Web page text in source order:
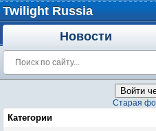
Twilight Russia
Новости
Войти
Старая
Категории